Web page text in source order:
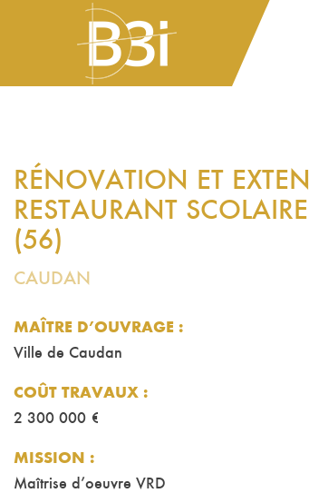
RÉNOVATION ET
RESTAURANT
(56)
CAUDAN
MAÎTRE D’OUVRAGE :
Ville de Caudan
COÛT TRAVAUX :
2 300 000 €
MISSION :
Maîtrise d’oeuvre VRD